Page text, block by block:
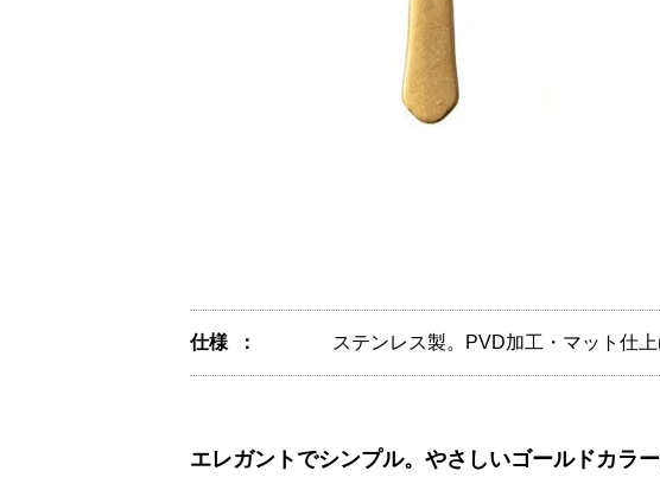
仕様 ステンレス製。PVD加工・マット仕上
エレガントでシンプル。やさしいゴールドカラ